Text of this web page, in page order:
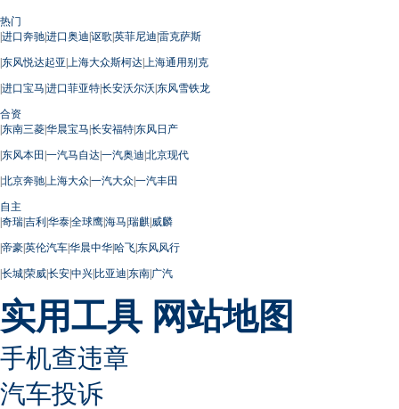
热门
|进口奔驰|进口奥迪|讴歌|英菲尼迪|雷克萨斯
|东风悦达起亚| 上海大众斯柯达| 上海通用别克
|进口宝马|进口菲亚特|长安沃尔沃|东风雪铁龙
合资
|东南三菱|华晨宝马|长安福特|东风日产
|东风本田 |一汽马自达|一汽奥迪|北京现代
|北京奔驰| 上海大众|一汽大众|一汽丰田
自主
|奇瑞|吉利|华泰|全球鹰|海马|瑞麒|威麟
|帝豪|英伦汽车|华晨中华|哈飞|东风风行
|长城|荣威|长安|中兴|比亚迪|东南|广汽
实用工具 网站地图
手机查违章
汽车投诉